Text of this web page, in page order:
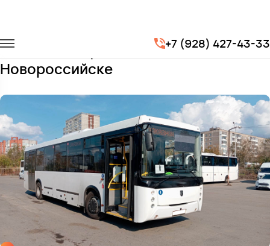
+7 (928) 427-43-33
Нефаз 5299
Заказать Нефаз с водителем в
Новороссийске